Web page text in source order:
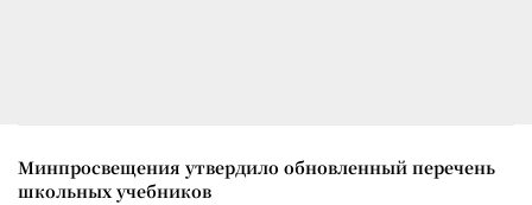
Минпросвещения утвердило обновленный перечень
школьных учебников